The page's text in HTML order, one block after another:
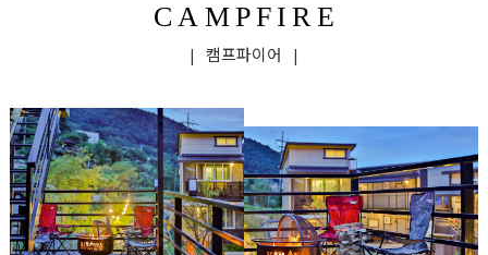
CAMPFIRE
| 캠프파이어 |